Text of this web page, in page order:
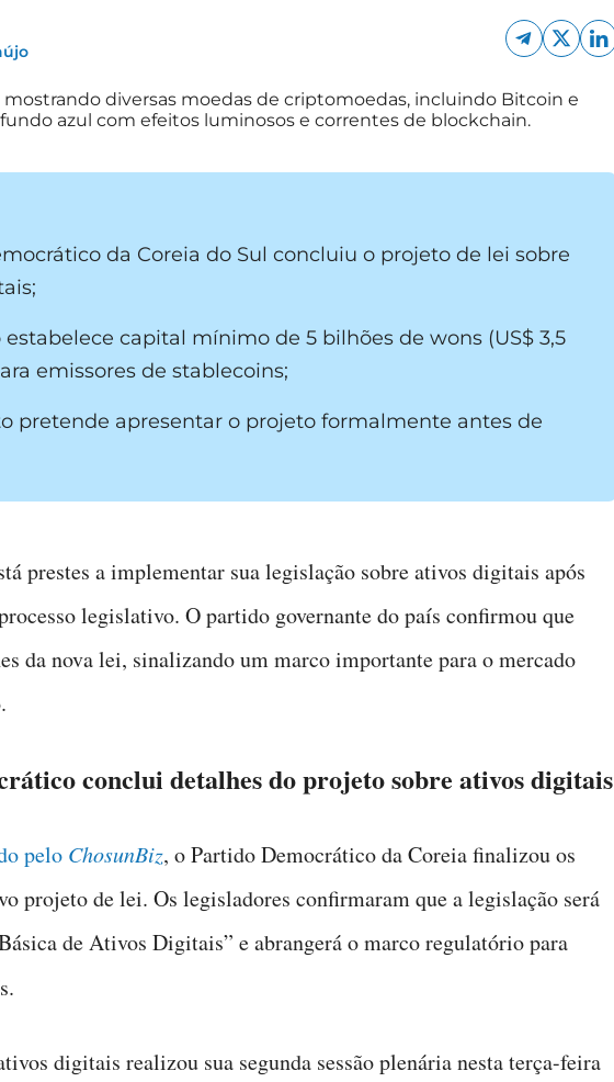
da Coreia do Sul concluiu o projeto de lei sobre
estabelece capital mínimo de 5 bilhões de wons (US$ 3,5
emissores de stablecoins;
pretende apresentar o projeto formalmente antes de
prestes a implementar sua legislação sobre ativos digitais após
legislativo. O partido governante do país confirmou que
da nova lei, sinalizando um marco importante para o mercado
conclui detalhes do projeto sobre ativos digitais
pelo ChosunBiz, o Partido Democrático da Coreia finalizou os
projeto de lei. Os legisladores confirmaram que a legislação será
de Ativos Digitais” e abrangerá o marco regulatório para
digitais realizou sua segunda sessão plenária nesta terça-feira